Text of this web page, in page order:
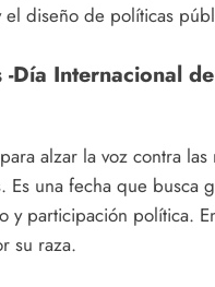
diseño de políticas
Día Internacional
alzar la voz contra las
una fecha que busca
y participación política.
su raza.